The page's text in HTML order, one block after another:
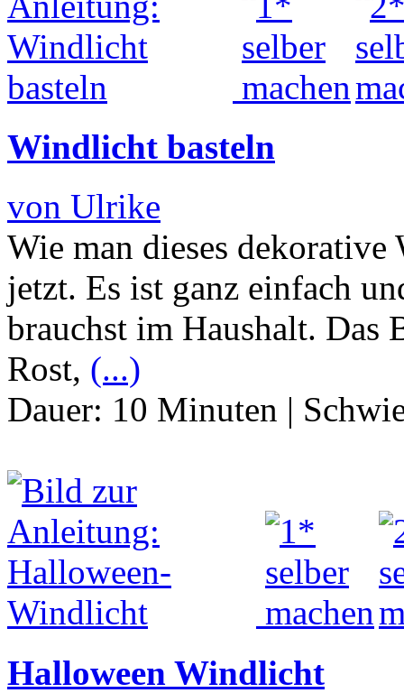
Windlicht basteln
von Ulrike
Wie man dieses
jetzt. Es ist ganz einfach
brauchst im Haushalt. Das
Rost, (...)
Dauer: 10 Minuten |
Halloween Windlicht